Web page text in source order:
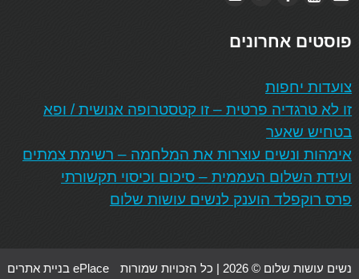
פוסטים אחרונים
צועדות יחפות
זו לא טרגדיה פרטית – זו קטסטרופה אנושית / ופא
בטחיש שאער
אימהות ונשים עוצרות את המלחמה – רשימת צמתים
ועידת השלום העממית – סיכום וכיסוי תקשורתי
פרס רוקפלד הוענק לנשים עושות שלום
נשים עושות שלום © 2026 | כל הזכויות שמורות ePlace בניית אתרים